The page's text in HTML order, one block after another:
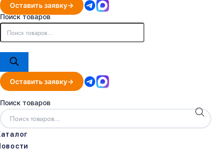
Оставить заявку
Поиск товаров
Оставить заявку
Поиск товаров